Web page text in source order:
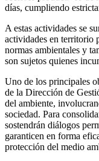
días, cumpliendo
A estas actividades se
actividades en territorio
normas ambientales y
son sujetos quienes
Uno de los principales
de la Dirección de
del ambiente,
sociedad. Para
sostendrán diálogos
garanticen en forma
protección del medio